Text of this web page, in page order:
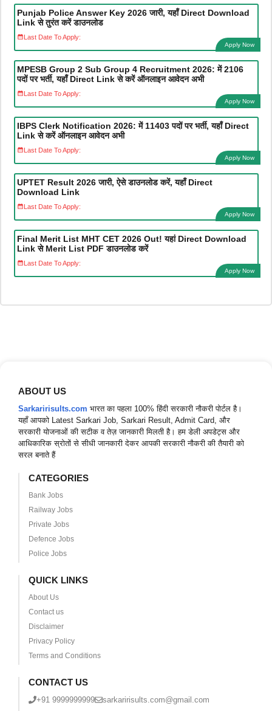
Punjab Police Answer Key 2026 जारी, यहाँ Direct Download
Link से तुरंत करें डाउनलोड
Last Date To Apply:
Apply Now
MPESB Group 2 Sub Group 4 Recruitment 2026: में 2106
पदों पर भर्ती, यहाँ Direct Link से करें ऑनलाइन आवेदन अभी
Last Date To Apply:
Apply Now
IBPS Clerk Notification 2026: में 11403 पदों पर भर्ती, यहाँ Direct
Link से करें ऑनलाइन आवेदन अभी
Last Date To Apply:
Apply Now
UPTET Result 2026 जारी, ऐसे डाउनलोड करें, यहाँ Direct
Download Link
Last Date To Apply:
Apply Now
Final Merit List MHT CET 2026 Out! यहां Direct Download
Link से Merit List PDF डाउनलोड करें
Last Date To Apply:
Apply Now
ABOUT US
Sarkaririsults.com भारत का पहला 100% हिंदी सरकारी नौकरी पोर्टल है।
यहाँ आपको Latest Sarkari Job, Sarkari Result, Admit Card, और
सरकारी योजनाओं की सटीक व तेज़ जानकारी मिलती है। हम डेली अपडेट्स और
आधिकारिक स्रोतों से सीधी जानकारी देकर आपकी सरकारी नौकरी की तैयारी को
सरल बनाते हैं
CATEGORIES
Bank Jobs
Railway Jobs
Private Jobs
Defence Jobs
Police Jobs
QUICK LINKS
About Us
Contact us
Disclaimer
Privacy Policy
Terms and Conditions
CONTACT US
+91 9999999999
sarkaririsults.com@gmail.com